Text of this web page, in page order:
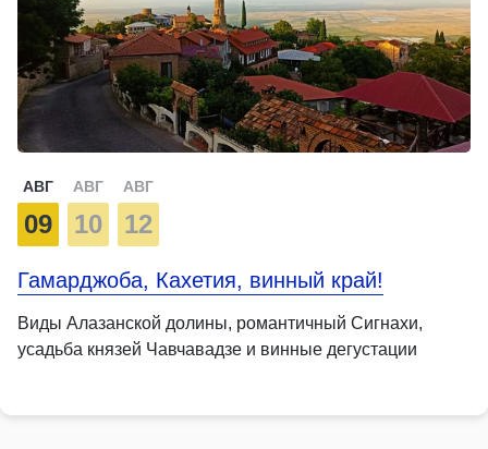
АВГ
09
АВГ
10
АВГ
12
Гамарджоба, Кахетия, винный край!
Виды Алазанской долины, романтичный Сигнахи,
усадьба князей Чавчавадзе и винные дегустации